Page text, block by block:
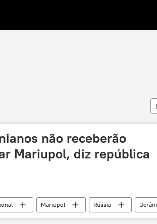
não receberão
Mariupol, diz república
Mariupol Rússia
Donetsk
operação militar